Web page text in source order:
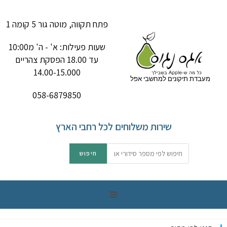
מעבדת תיקונים למחשבי אפל
פתח תקווה, מוטה גור 5 קומה 1
שעות פעילות: א' - ה' מ10:00
עד 18.00 הפסקת צהריים
14.00-15.000
058-6879850
שירות משלוחים לכל רחבי הארץ